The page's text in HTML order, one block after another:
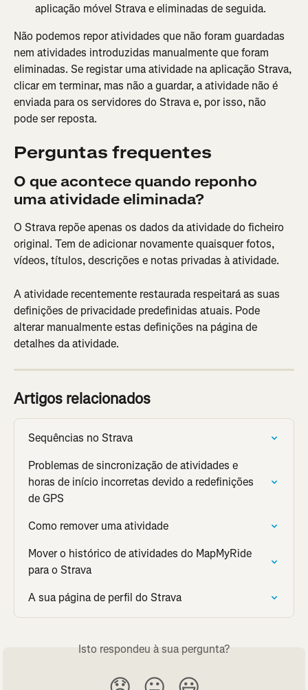
aplicação móvel Strava e eliminadas de seguida.
Não podemos repor atividades que não foram guardadas
nem atividades introduzidas manualmente que foram
eliminadas. Se registar uma atividade na aplicação Strava,
clicar em terminar, mas não a guardar, a atividade não é
enviada para os servidores do Strava e, por isso, não
pode ser reposta.
Perguntas frequentes
O que acontece quando reponho
uma atividade eliminada?
O Strava repõe apenas os dados da atividade do ficheiro
original. Tem de adicionar novamente quaisquer fotos,
vídeos, títulos, descrições e notas privadas à atividade.
A atividade recentemente restaurada respeitará as suas
definições de privacidade predefinidas atuais. Pode
alterar manualmente estas definições na página de
detalhes da atividade.
Artigos relacionados
Sequências no Strava
Problemas de sincronização de atividades e
horas de início incorretas devido a redefinições
de GPS
Como remover uma atividade
Mover o histórico de atividades do MapMyRide
para o Strava
A sua página de perfil do Strava
Isto respondeu à sua pergunta?